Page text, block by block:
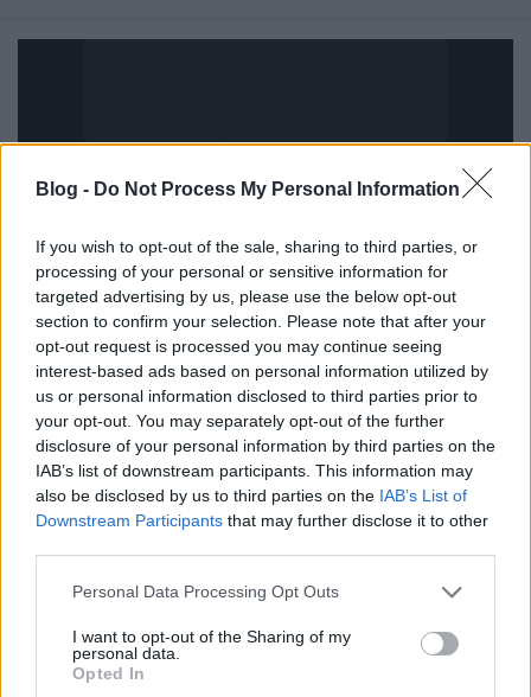
Blog - Do Not Process My Personal Information
If you wish to opt-out of the sale, sharing to third parties, or
processing of your personal or sensitive information for
targeted advertising by us, please use the below opt-out
section to confirm your selection. Please note that after your
opt-out request is processed you may continue seeing
interest-based ads based on personal information utilized by
us or personal information disclosed to third parties prior to
your opt-out. You may separately opt-out of the further
disclosure of your personal information by third parties on the
IAB’s list of downstream participants. This information may
also be disclosed by us to third parties on the IAB’s List of
Downstream Participants that may further disclose it to other
Please note that this website/app uses one or more Google
not limited to your visit or usage behaviour. You may click to
grant or deny consent to Google and its third-party tags to
use your data for below specified purposes in below Google
Personal Data Processing Opt Outs
I want to opt-out of the Sharing of my
personal data.
Opted In
3 éves a MODE Box!
Szigi.•2023. január 24.
Ma 3 éve jelent meg a Depeche Mode talán
legfeleslegesebb kiadványa, a MODE elnevezésű CD
Box. A 18 CD-ből álló válogatás szerepelteti az
összes stúdiólemezt (nem remasterelt változatban,
csak úgy összerakva), az utolsó 4 lemezen pedig az
együttes B-oldalasai lettek összegyűjtve. A rajongók
számára…